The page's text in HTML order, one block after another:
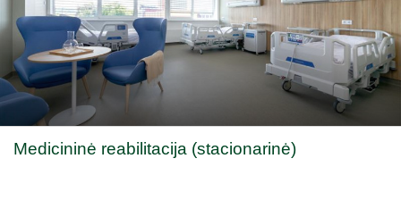
Medicininė reabilitacija (stacionarinė)